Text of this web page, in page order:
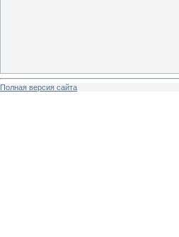
Полная версия сайта